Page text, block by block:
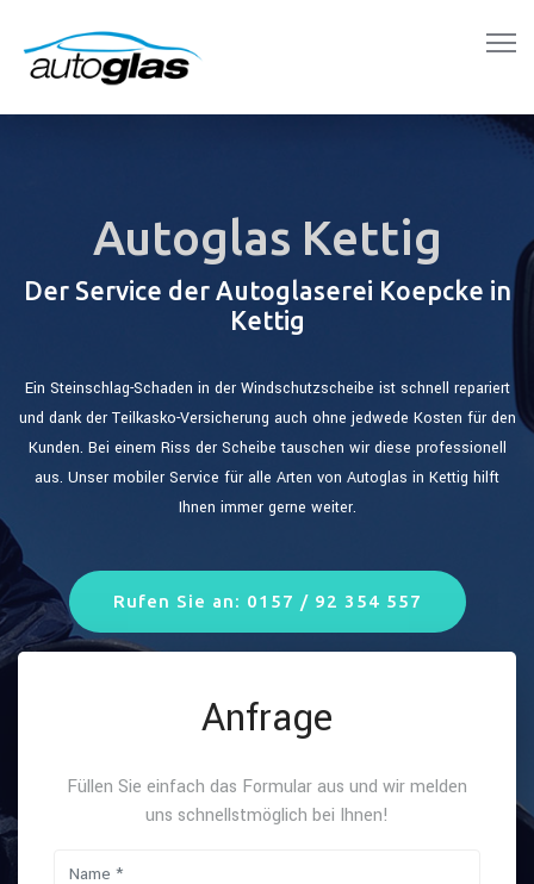
Autoglas Kettig
Der Service der Autoglaserei Koepcke in
Kettig
Ein Steinschlag-Schaden in der Windschutzscheibe ist schnell repariert
und dank der Teilkasko-Versicherung auch ohne jedwede Kosten für den
Kunden. Bei einem Riss der Scheibe tauschen wir diese professionell
aus. Unser mobiler Service für alle Arten von Autoglas in Kettig hilft
Ihnen immer gerne weiter.
Rufen Sie an: 0157 / 92 354 557
Anfrage
Füllen Sie einfach das Formular aus und wir melden
uns schnellstmöglich bei Ihnen!